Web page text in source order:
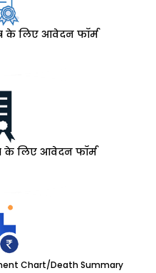
के लिए आवेदन फॉर्म
के लिए आवेदन फॉर्म
Chart/Death Summary